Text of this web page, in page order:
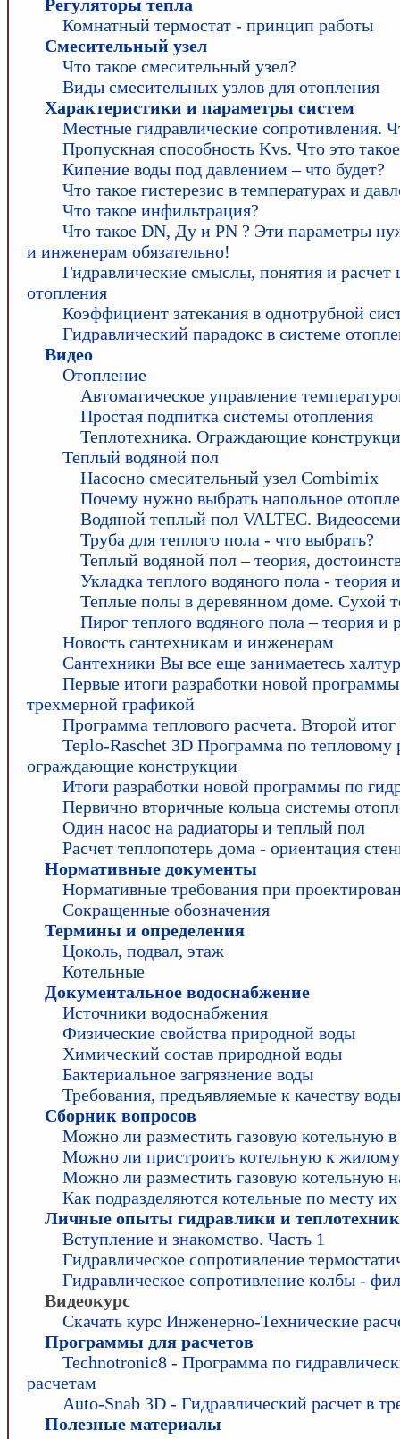
Регуляторы тепла
Комнатный термостат - принцип работы
Смесительный узел
Что такое смесительный узел?
Виды смесительных узлов для отопления
Характеристики и параметры систем
Местные гидравлические сопротивления.
Пропускная способность Kvs. Что это
Кипение воды под давлением – что будет?
Что такое гистерезис в температурах и
Что такое инфильтрация?
Что такое DN, Ду и PN ? Эти параметры
и инженерам обязательно!
Гидравлические смыслы, понятия и расчет
отопления
Коэффициент затекания в однотрубной
Гидравлический парадокс в системе
Видео
Отопление
Автоматическое управление
Простая подпитка системы отопления
Теплотехника. Ограждающие
Теплый водяной пол
Насосно смесительный узел Combimix
Почему нужно выбрать напольное
Водяной теплый пол VALTEC.
Труба для теплого пола - что выбрать?
Теплый водяной пол – теория,
Укладка теплого водяного пола - теория
Теплые полы в деревянном доме. Сухой
Пирог теплого водяного пола – теория и
Новость сантехникам и инженерам
Сантехники Вы все еще занимаетесь
Первые итоги разработки новой
трехмерной графикой
Программа теплового расчета. Второй итог
Teplo-Raschet 3D Программа по тепловому
ограждающие конструкции
Итоги разработки новой программы по
Первично вторичные кольца системы
Один насос на радиаторы и теплый пол
Расчет теплопотерь дома - ориентация
Нормативные документы
Нормативные требования при
Сокращенные обозначения
Термины и определения
Цоколь, подвал, этаж
Котельные
Документальное водоснабжение
Источники водоснабжения
Физические свойства природной воды
Химический состав природной воды
Бактериальное загрязнение воды
Требования, предъявляемые к качеству воды
Сборник вопросов
Можно ли разместить газовую котельную
Можно ли пристроить котельную к
Можно ли разместить газовую котельную
Как подразделяются котельные по месту
Личные опыты гидравлики и
Вступление и знакомство. Часть 1
Гидравлическое сопротивление
Гидравлическое сопротивление колбы -
Видеокурс
Скачать курс Инженерно-Технические
Программы для расчетов
Technotronic8 - Программа по
расчетам
Auto-Snab 3D - Гидравлический расчет в
Полезные материалы